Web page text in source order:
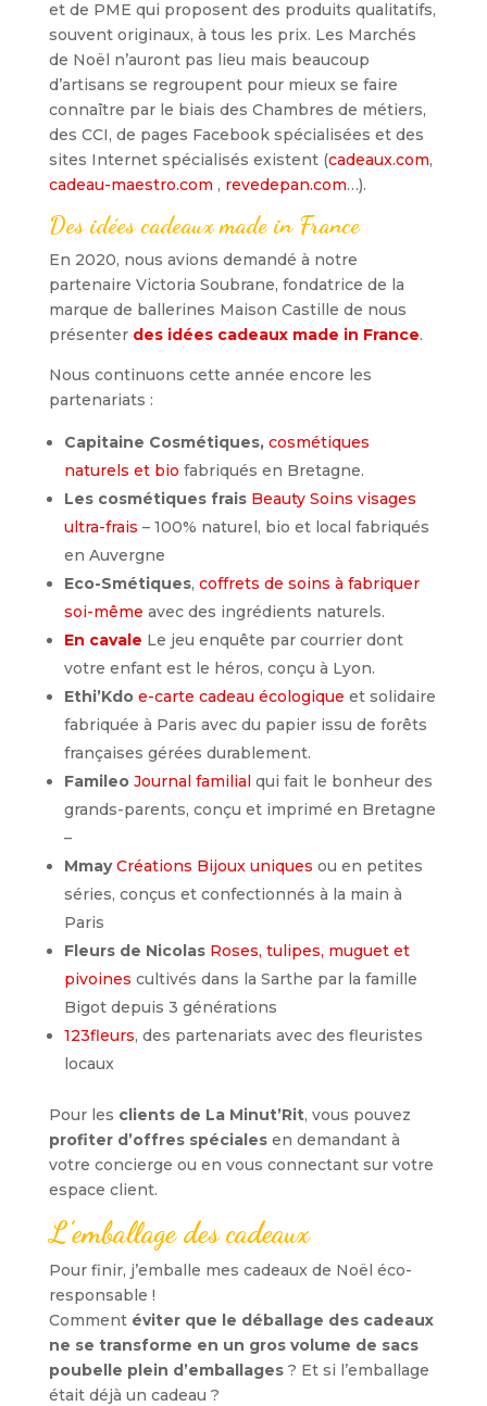
et de PME qui proposent des produits qualitatifs,
souvent originaux, à tous les prix. Les Marchés
de Noël n’auront pas lieu mais beaucoup
d’artisans se regroupent pour mieux se faire
connaître par le biais des Chambres de métiers,
des CCI, de pages Facebook spécialisées et des
sites Internet spécialisés existent (cadeaux.com,
cadeau-maestro.com , revedepan.com…).
Des idées cadeaux made in France
En 2020, nous avions demandé à notre
partenaire Victoria Soubrane, fondatrice de la
marque de ballerines Maison Castille de nous
présenter des idées cadeaux made in France.
Nous continuons cette année encore les
partenariats :
Capitaine Cosmétiques,cosmétiques
naturels et bio fabriqués en Bretagne.
Les cosmétiques frais Beauty Soins visages
ultra-frais – 100% naturel, bio et local fabriqués
en Auvergne
Eco-Smétiques, coffrets de soins à fabriquer
soi-même avec des ingrédients naturels.
En cavale Le jeu enquête par courrier dont
votre enfant est le héros, conçu à Lyon.
Ethi’Kdo e-carte cadeau écologique et solidaire
fabriquée à Paris avec du papier issu de forêts
françaises gérées durablement.
Famileo Journal familial qui fait le bonheur des
grands-parents, conçu et imprimé en Bretagne
–
Mmay Créations Bijoux uniques ou en petites
séries, conçus et confectionnés à la main à
Paris
Fleurs de Nicolas Roses, tulipes, muguet et
pivoines cultivés dans la Sarthe par la famille
Bigot depuis 3 générations
123fleurs, des partenariats avec des fleuristes
locaux
Pour les clients de La Minut’Rit, vous pouvez
profiter d’offres spécialesen demandant à
votre concierge ou en vous connectant sur votre
espace client.
L’emballage des cadeaux
Pour finir, j’emballe mes cadeaux de Noël éco-
responsable !
Commentéviter que le déballage des cadeaux
ne se transforme en un gros volume de sacs
poubelle plein d’emballages ? Et si l’emballage
était déjà un cadeau ?